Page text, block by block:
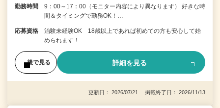
勤務時間
9：00～17：00（モニター内容により異なります） 好きな時
間＆タイミングで勤務OK！…
応募資格
治験未経験OK 18歳以上であれば初めての方も安心して始
められます！
後で見る 詳細を見る
更新日： 2026/07/21 掲載終了日： 2026/11/13